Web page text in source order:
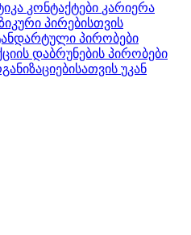
კონტაქტები კარიერა
პირებისთვის
პირობები
დაბრუნების პირობები
უკან